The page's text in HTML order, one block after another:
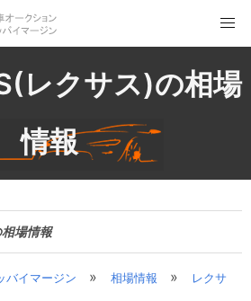
レクサス)の相場
情報
場情報
バイマージン » 相場情報 »
レクサ